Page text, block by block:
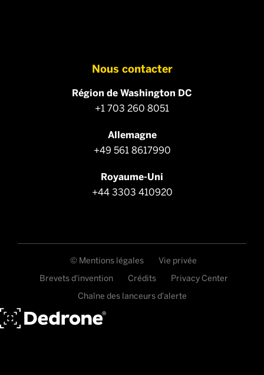
Nous contacter
Région de Washington DC
+1 703 260 8051
Allemagne
+49 561 8617990
Royaume-Uni
+44 3303 410920
© Mentions légales
Vie privée
Brevets d'invention
Crédits
Privacy Center
Chaîne des lanceurs d'alerte